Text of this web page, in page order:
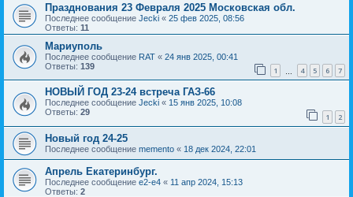
Празднования 23 Февраля 2025 Московская обл.
Последнее сообщение Jecki « 25 фев 2025, 08:56
Ответы: 11
Мариуполь
Последнее сообщение RAT « 24 янв 2025, 00:41
Ответы: 139 1 4 5 6 7
НОВЫЙ ГОД 23-24 встреча ГАЗ-66
Последнее сообщение Jecki « 15 янв 2025, 10:08
Ответы: 29 1 2
Новый год 24-25
Последнее сообщение memento « 18 дек 2024, 22:01
Апрель Екатеринбург.
Последнее сообщение e2-e4 « 11 апр 2024, 15:13
Ответы: 2